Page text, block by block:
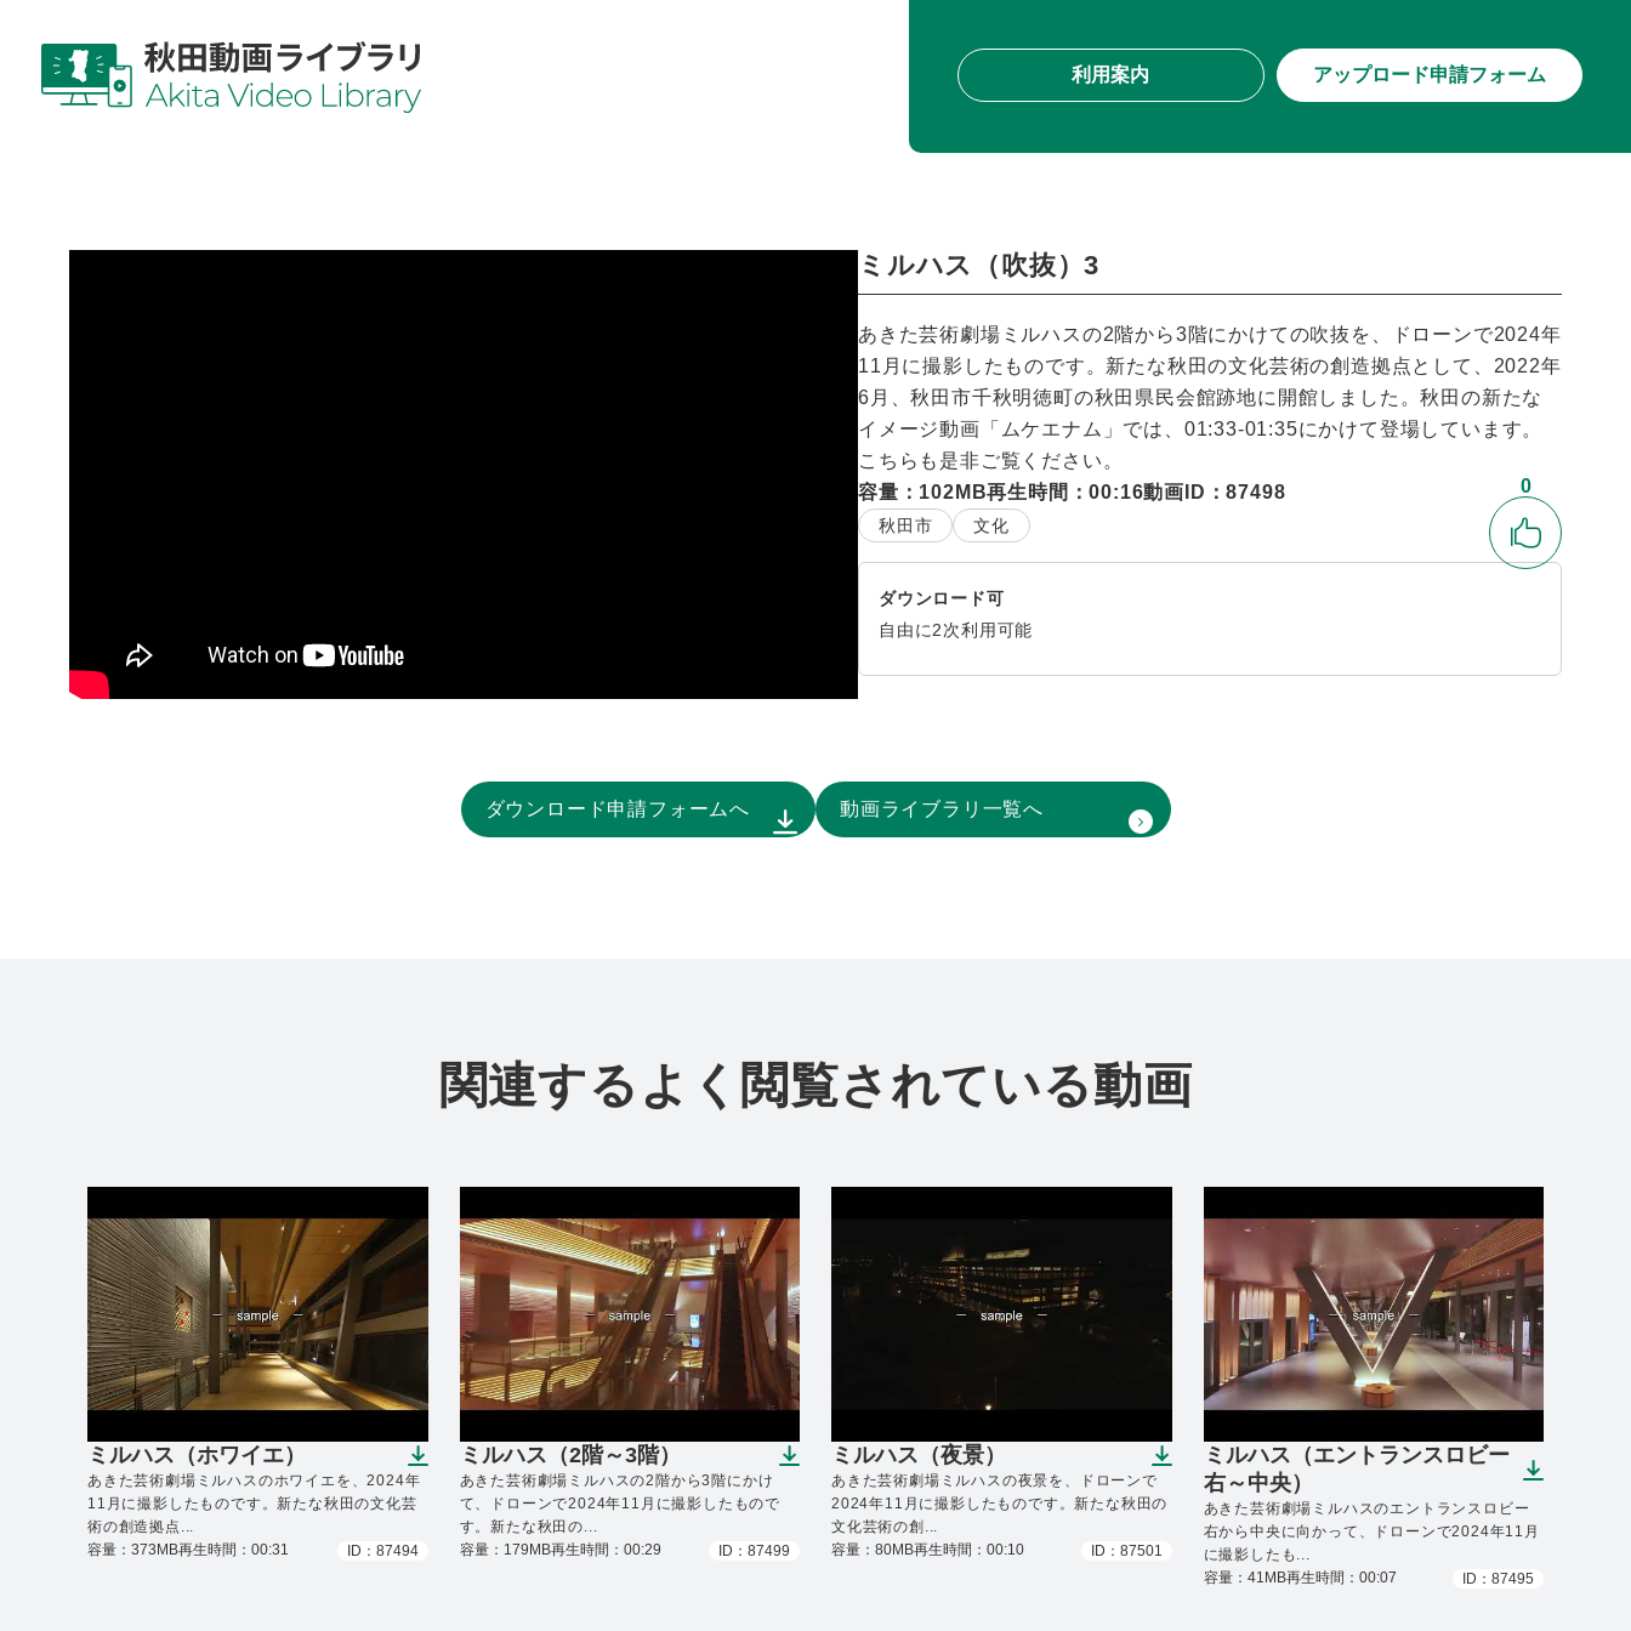
利用案内 アップロード申請フォーム
ミルハス（吹抜）3
あきた芸術劇場ミルハスの2階から3階にかけての吹抜を、ドローンで2024年
11月に撮影したものです。新たな秋田の文化芸術の創造拠点として、2022年
6月、秋田市千秋明徳町の秋田県民会館跡地に開館しました。秋田の新たな
イメージ動画「ムケエナム」では、01:33-01:35にかけて登場しています。
こちらも是非ご覧ください。
容量：102MB再生時間：00:16動画ID：87498
秋田市 文化
いいね
0
ダウンロード可
自由に2次利用可能
ダウンロード申請フォームへ 動画ライブラリ一覧へ
関連するよく閲覧されている動画
ミルハス（ホワイエ）
（ダウンロードできます）
あきた芸術劇場ミルハスのホワイエを、2024年
11月に撮影したものです。新たな秋田の文化芸
術の創造拠点...
容量：373MB再生時間：00:31 ID：87494
ミルハス（2階～3階）
（ダウンロードできます）
あきた芸術劇場ミルハスの2階から3階にかけ
て、ドローンで2024年11月に撮影したもので
す。新たな秋田の...
容量：179MB再生時間：00:29 ID：87499
ミルハス（夜景）
（ダウンロードできます）
あきた芸術劇場ミルハスの夜景を、ドローンで
2024年11月に撮影したものです。新たな秋田の
文化芸術の創...
容量：80MB再生時間：00:10 ID：87501
ミルハス（エントランスロビー
右～中央）
（ダウンロードできます）
あきた芸術劇場ミルハスのエントランスロビー
右から中央に向かって、ドローンで2024年11月
に撮影したも...
容量：41MB再生時間：00:07 ID：87495